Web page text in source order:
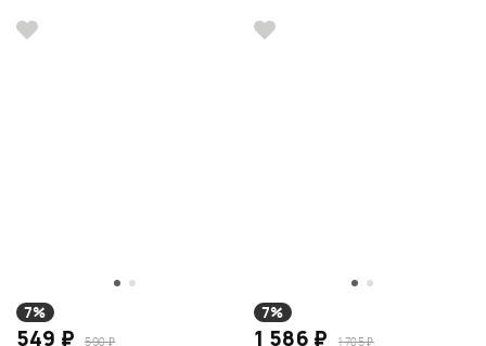
7%
549 ₽ 590 ₽
7%
1 586 ₽ 1 705 ₽